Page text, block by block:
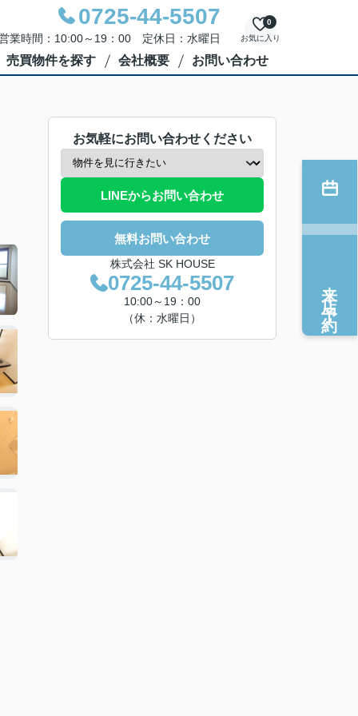
0725-44-5507
業時間：10:00～19：00 定休日：水曜日 お気に入り
0
売買物件を探す 会社概要 お問い合わせ
お気軽にお問い合わせください
LINEからお問い合わせ
無料お問い合わせ
株式会社 SK HOUSE
0725-44-5507
10:00～19：00
（休：水曜日）
来店予約